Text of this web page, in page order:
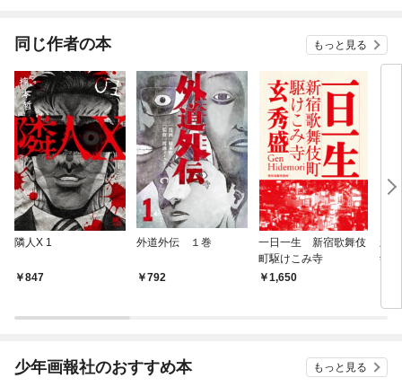
同じ作者の本 もっと見る
隣人X 1
847
外道外伝 １巻
792
一日一生 新宿歌舞伎
町駆けこみ寺
1,650
新
寺
少年画報社のおすすめ本 もっと見る